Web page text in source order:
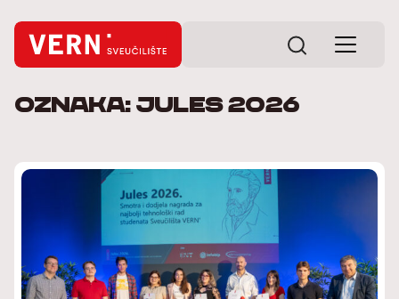
Oznaka: Jules 2026